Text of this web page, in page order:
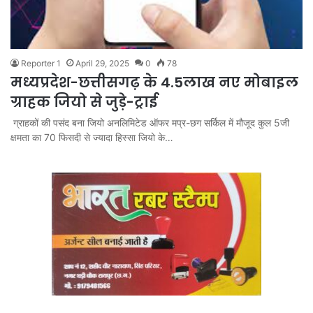
Reporter 1 April 29, 2025 0 78
मध्यप्रदेश-छत्तीसगढ़ के 4.5लाख नए मोबाइल
ग्राहक जियो से जुड़े-ट्राई
ग्राहकों की पसंद बना जियो अनलिमिटेड ऑफर मप्र-छग सर्किल में मौजूद कुल 5जी
क्षमता का 70 फिसदी से ज्यादा हिस्सा जियो के…